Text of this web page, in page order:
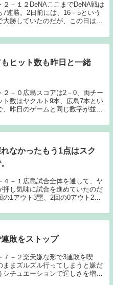
２－１２DeNAここまでDeNA戦は
7連勝。2日前には、16－5という
大勝していたのだが、この日は、
。7，8，9回を任されたリリーフ
ずれも複数失点を喫してしま...
ヒット数も昨日と一緒
２－０広島スコアは2－0、両チー
ト数はヤクルト9本、広島7本とい
、昨日のゲームと同じ数字が並ん
展開に持ち込みやすい相手が広島
思っている。その中で昨日、今日
なかったもう1点はスク
４－１広島試合全体を通して、ヤ
押し気味に試合を進めていたのだ
の1アウト3塁、2回の0アウト2
面で中々その1点が奪えないゲー
った。8回には星が2アウト満塁の
敗をストップ
７－２楽天嫌な形で3連敗を喫
ままズルズル行ってしまうと嫌だ
シチュエーションで逞しさを増し